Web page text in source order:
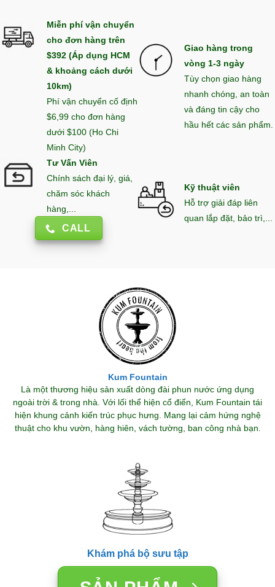
Miễn phí vận chuyển
cho đơn hàng trên
$392 (Áp dụng HCM
& khoảng cách dưới
10km)
Phí vận chuyển cố định
$6,99 cho đơn hàng
dưới $100 (Ho Chi
Minh City)
Giao hàng trong
vòng 1-3 ngày
Tùy chọn giao hàng
nhanh chóng, an toàn
và đáng tin cậy cho
hầu hết các sản phẩm.
Tư Vấn Viên
Chính sách đại lý, giá,
chăm sóc khách
hàng,...
CALL
Kỹ thuật viên
Hỗ trợ giải đáp liên
quan lắp đặt, bảo trì,...
Kum Fountain
Là một thương hiệu sản xuất dòng đài phun nước ứng dụng
ngoài trời & trong nhà. Với lối thể hiện cổ điển, Kum Fountain tái
hiện khung cảnh kiến trúc phục hưng. Mang lại cảm hứng nghệ
thuật cho khu vườn, hàng hiên, vách tường, ban công nhà bạn.
Khám phá bộ sưu tập